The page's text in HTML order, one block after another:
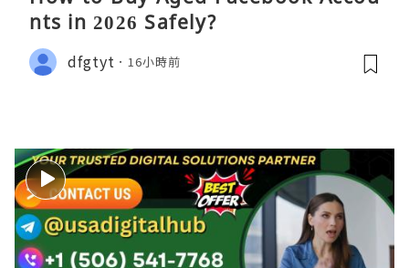
nts in 2026 Safely?
dfgtyt 16小時前